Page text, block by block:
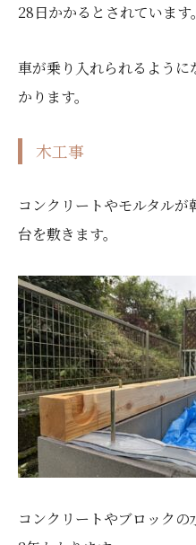
28日かかるとされています。
車が乗り入れられるよう
かります。
木工事
コンクリートやモルタル
台を敷きます。
コンクリートやブロック